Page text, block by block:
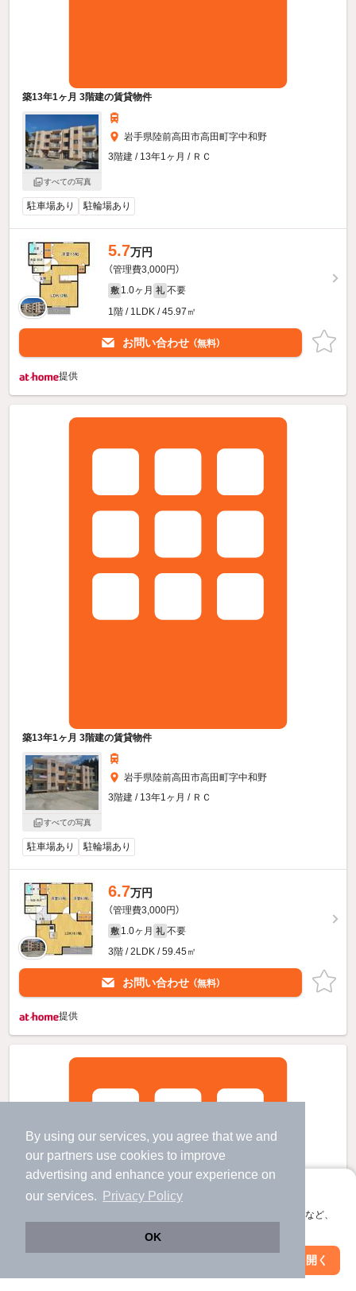
By using our services, you agree that we and
our partners use cookies to improve
advertising and enhance your experience on
our services.
Privacy Policy
OK
アプリに切り替えて、サクサクお部屋探し
会員登録なしですぐ使える。マップ検索やお気に入り保存など、
アプリを開く
築13年1ヶ月 3階建の賃貸物件
すべての写真
岩手県陸前高田市高田町字中和野
3階建 / 13年1ヶ月 / ＲＣ
駐車場あり 駐輪場あり
5.7万円
（管理費3,000円）
敷 1.0ヶ月 礼 不要
1階 / 1LDK / 45.97㎡
お問い合わせ （無料）
提供
築13年1ヶ月 3階建の賃貸物件
すべての写真
岩手県陸前高田市高田町字中和野
3階建 / 13年1ヶ月 / ＲＣ
駐車場あり 駐輪場あり
6.7万円
（管理費3,000円）
敷 1.0ヶ月 礼 不要
3階 / 2LDK / 59.45㎡
お問い合わせ （無料）
提供
絞り込み条件を変更